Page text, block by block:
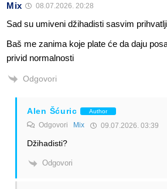
Mix 08.07.2026. 20:28
Sad su umiveni džihadisti sasvim
Baš me zanima koje plate će da daju
privid normalnosti
Odgovori
Alen Šćuric Author
Odgovori Mix 09.07.2026. 03:39
Džihadisti?
Odgovori